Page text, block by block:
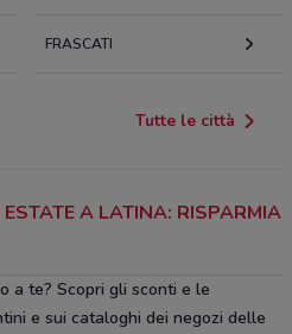
FRASCATI
Tutte le città
A LATINA: RISPARMIA
a te? Scopri gli sconti e le
e sui cataloghi dei negozi delle